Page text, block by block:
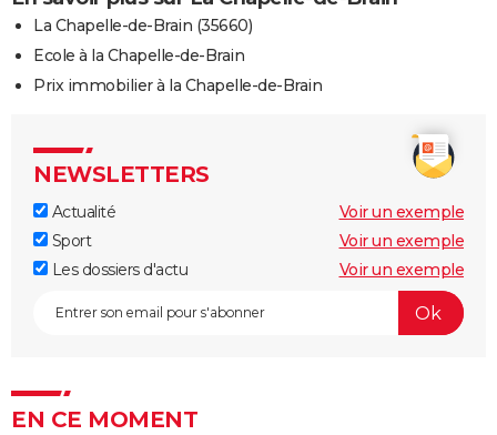
La Chapelle-de-Brain (35660)
Ecole à la Chapelle-de-Brain
Prix immobilier à la Chapelle-de-Brain
NEWSLETTERS
Actualité
Voir un exemple
Sport
Voir un exemple
Les dossiers d'actu
Voir un exemple
EN CE MOMENT